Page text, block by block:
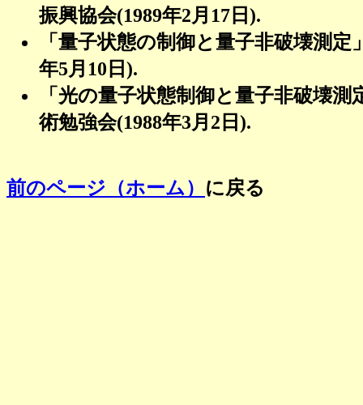
振興協会(1989年2月 17 日 ).
「量子状態の制御と量子非破壊測
年5月 10 日 ).
「光の量子状態制御と量子非破壊
術勉強会(1988年3月 2 日 ).
前のページ（ホーム） に戻る